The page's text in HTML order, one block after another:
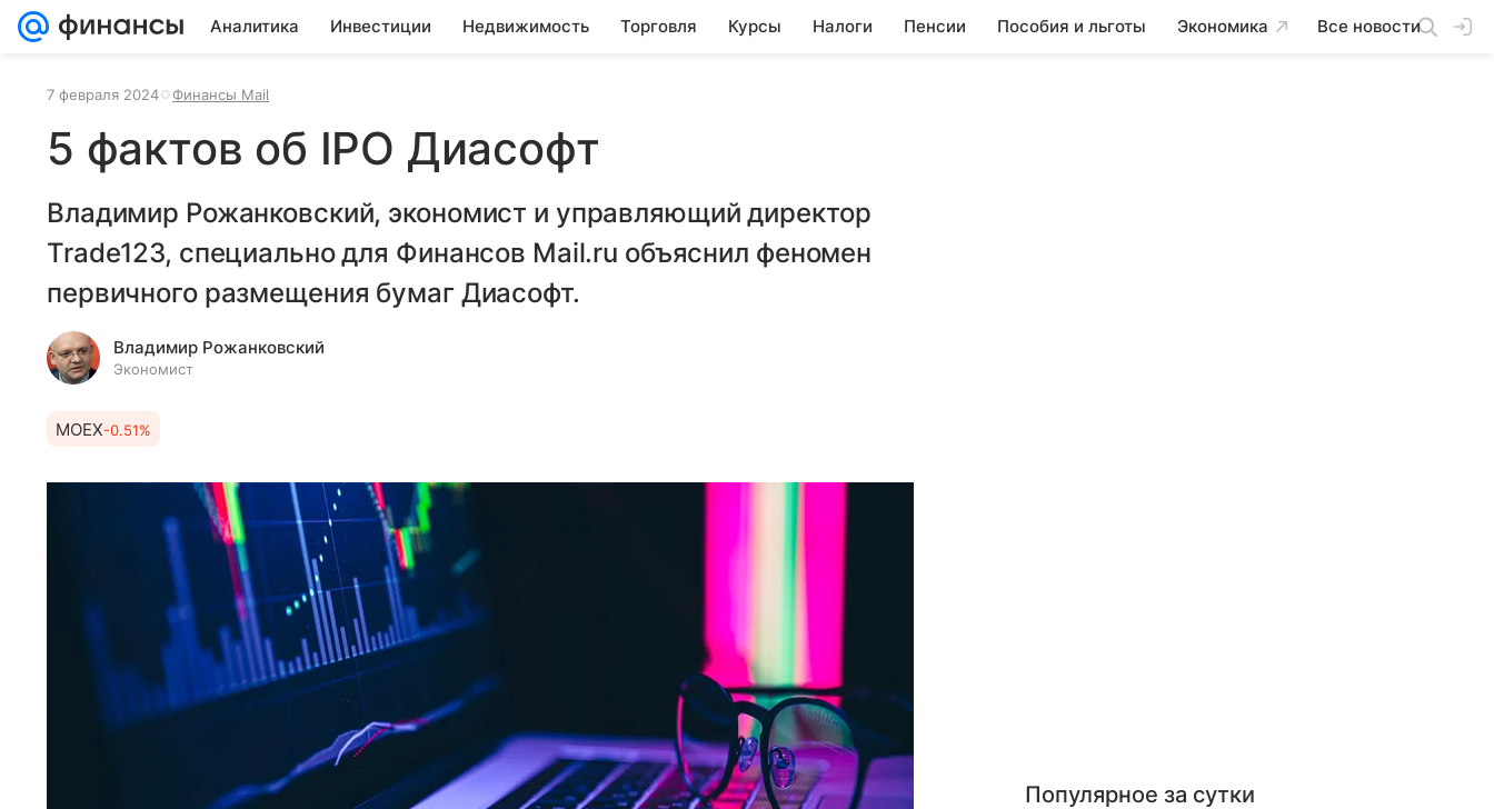
Аналитика Инвестиции Недвижимость Торговля Курсы Налоги Пенсии Пособия и льготы Экономика Все новости
7 февраля 2024 Финансы Mail
5 фактов об IPO Диасофт
Владимир Рожанковский, экономист и управляющий директор
Trade123, специально для Финансов Mail.ru объяснил феномен
первичного размещения бумаг Диасофт.
Владимир Рожанковский
Экономист
MOEX-0.51%
Популярное за сутки